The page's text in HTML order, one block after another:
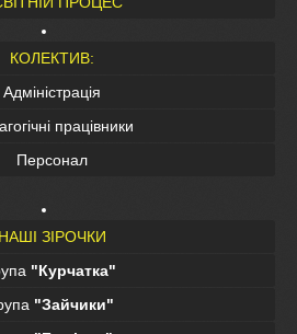
КОЛЕКТИВ:
Адміністрація
працівники
Персонал
НАШІ ЗІРОЧКИ
"Курчатка"
"Зайчики"